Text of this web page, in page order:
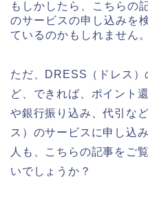
もしかしたら、こちらの
のサービスの申し込みを
ているのかもしれません。
ただ、DRESS（ドレス
ど、できれば、ポイント
や銀行振り込み、代引な
ス）のサービスに申し込
人も、こちらの記事をご
いでしょうか？